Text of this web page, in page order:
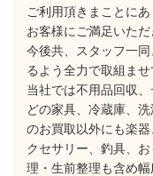
ご利用頂きまことにあ
お客様にご満足いただ
今後共、スタッフ一
るよう全力で取組ませ
当社では不用品回収
どの家具、冷蔵庫、
のお買取以外にも楽
クセサリー、釣具、
理・生前整理も含め幅